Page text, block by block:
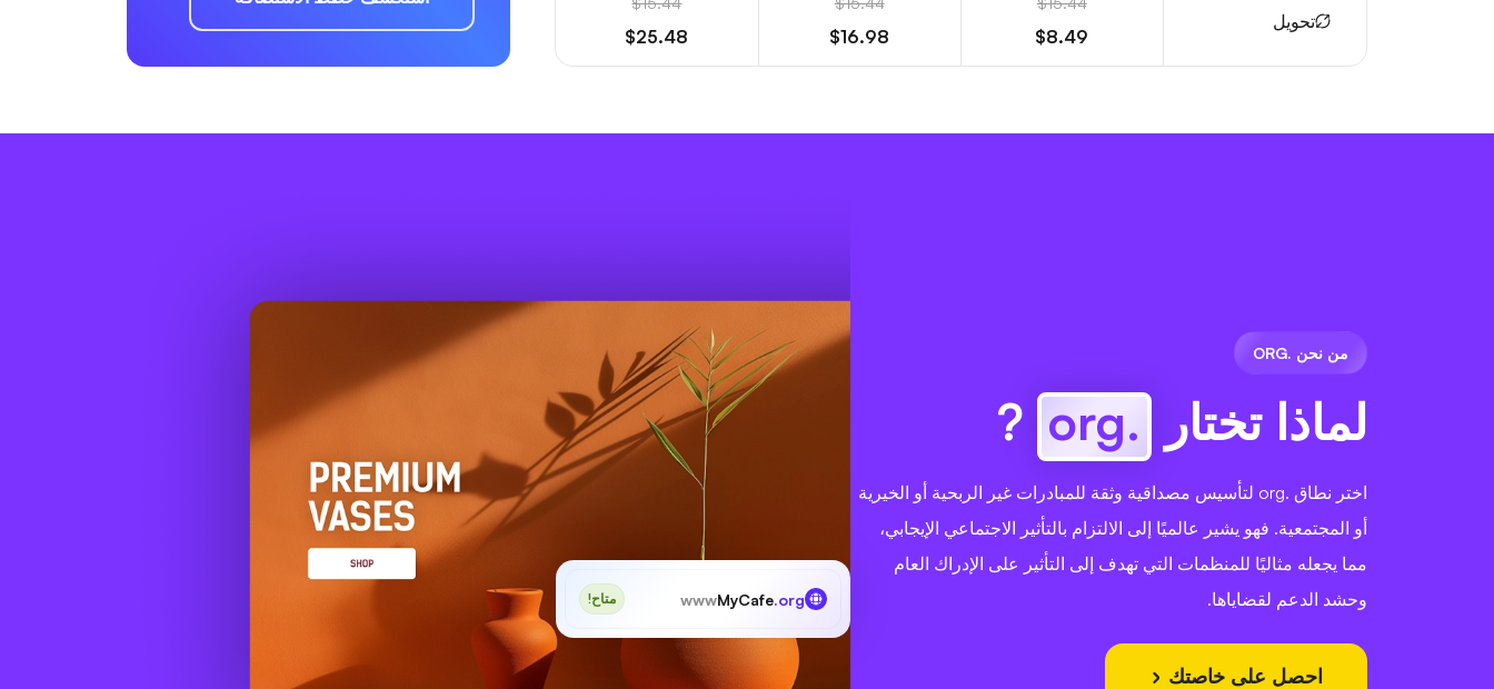
تحويل
$8.49
$16.98
$25.48
من نحن .ORG
لماذا تختار .org
?
اختر نطاق .org لتأسيس مصداقية وثقة للمبادرات غير الربحية أو الخيرية
أو المجتمعية. فهو يشير عالميًا إلى الالتزام بالتأثير الاجتماعي الإيجابي،
مما يجعله مثاليًا للمنظمات التي تهدف إلى التأثير على الإدراك العام
وحشد الدعم لقضاياها.
احصل على خاصتك
wwwMyCafe.org متاح!